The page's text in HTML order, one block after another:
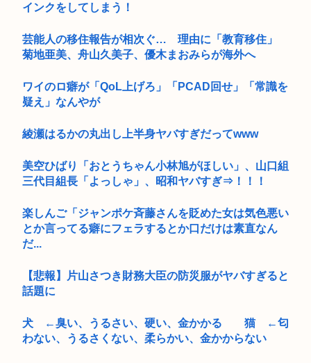
インクをしてしまう！
芸能人の移住報告が相次ぐ… 理由に「教育移住」
菊地亜美、舟山久美子、優木まおみらが海外へ
ワイのロ癖が「QoL上げろ」「PCAD回せ」「常識を
疑え」なんやが
綾瀬はるかの丸出し上半身ヤバすぎだってwww
美空ひばり「おとうちゃん小林旭がほしい」、山口組
三代目組長「よっしゃ」、昭和ヤバすぎ⇒！！！
楽しんご「ジャンポケ斉藤さんを貶めた女は気色悪い
とか言ってる癖にフェラするとか口だけは素直なん
だ...
【悲報】片山さつき財務大臣の防災服がヤバすぎると
話題に
犬 ←臭い、うるさい、硬い、金かかる 猫 ←匂
わない、うるさくない、柔らかい、金かからない